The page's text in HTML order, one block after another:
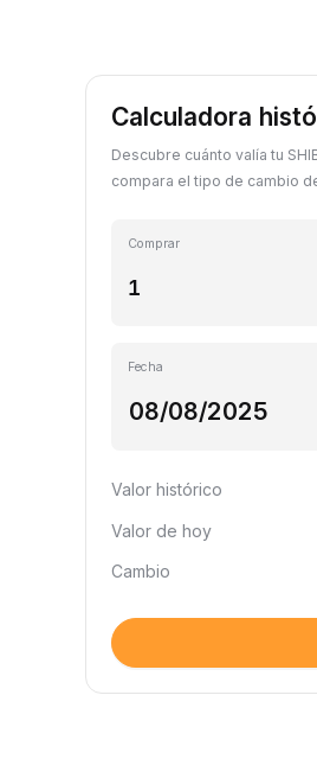
Calculadora
Descubre cuánto valía tu
compara el tipo de cambio
Comprar
Fecha
Valor histórico
Valor de hoy
Cambio